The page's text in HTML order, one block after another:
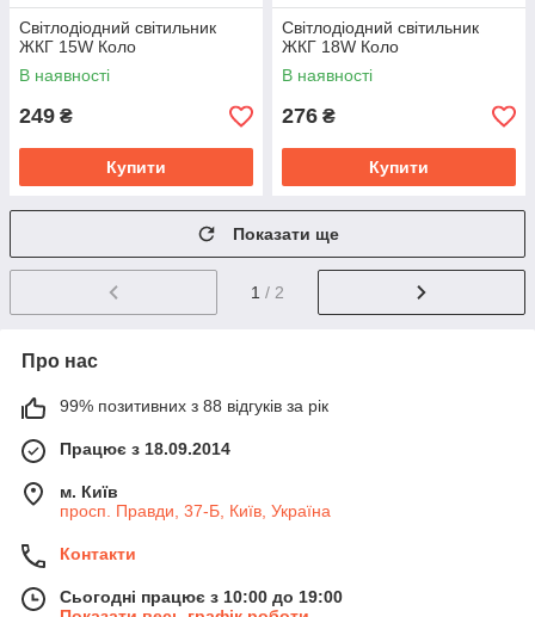
Світлодіодний світильник
ЖКГ 15W Коло
В наявності
249 ₴
Купити
Світлодіодний світильник
ЖКГ 18W Коло
В наявності
276 ₴
Купити
Показати ще
1 / 2
Про нас
99% позитивних з 88 відгуків за рік
Працює з 18.09.2014
м. Київ
просп. Правди, 37-Б, Київ, Україна
Контакти
Сьогодні працює з 10:00 до 19:00